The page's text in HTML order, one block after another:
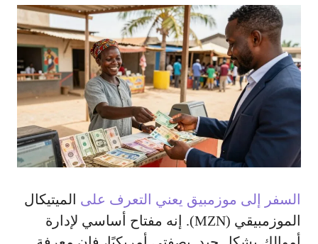
السفر إلى موزمبيق يعني التعرف على الميتيكال
الموزمبيقي (MZN). إنه مفتاح أساسي لإدارة